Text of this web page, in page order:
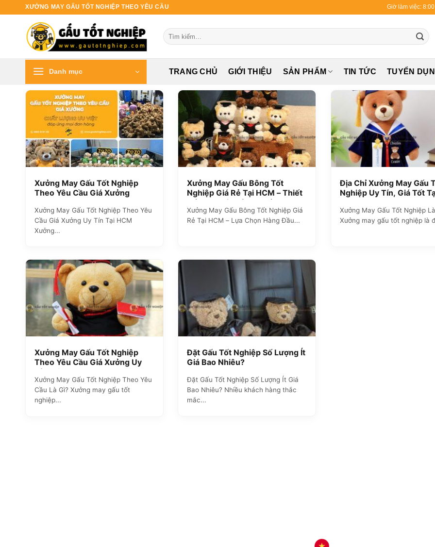
XƯỞNG MAY GẤU TỐT NGHIỆP THEO YÊU CẦU Giờ làm việc:
Tìm
kiếm:
Danh mục TRANG CHỦ GIỚI THIỆU SẢN PHẨM TIN TỨC TUYỂN
Xưởng May Gấu Tốt Nghiệp
Theo Yêu Cầu Giá Xưởng
Xưởng May Gấu Tốt Nghiệp Theo Yêu
Cầu Giá Xưởng Uy Tín Tại HCM
Xưởng...
Xưởng May Gấu Bông Tốt
Nghiệp Giá Rẻ Tại HCM – Thiết
Kế Theo Yêu Cầu, Chất Lượng
Cao
Xưởng May Gấu Bông Tốt Nghiệp Giá
Rẻ Tại HCM – Lựa Chọn Hàng Đầu...
Địa Chỉ Xưởng May Gấu
Nghiệp Uy Tín, Giá Tốt
Xưởng May Gấu Tốt Nghiệp
Xưởng may gấu tốt nghiệp là
Xưởng May Gấu Tốt Nghiệp
Theo Yêu Cầu Giá Xưởng Uy
Tín Tại TPHCM
Xưởng May Gấu Tốt Nghiệp Theo Yêu
Cầu Là Gì? Xưởng may gấu tốt
nghiệp...
Đặt Gấu Tốt Nghiệp Số Lượng Ít
Giá Bao Nhiêu?
Đặt Gấu Tốt Nghiệp Số Lượng Ít Giá
Bao Nhiêu? Nhiều khách hàng thắc
mắc...